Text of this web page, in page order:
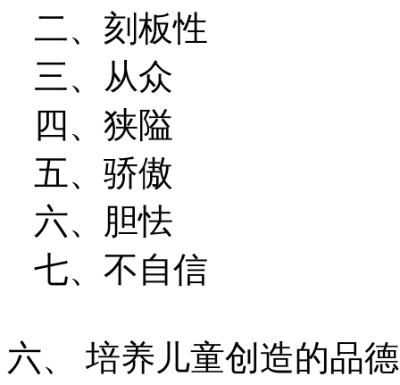
二、刻板性
三、从众
四、狭隘
五、骄傲
六、胆怯
七、不自信
六、 培养儿童创造的品德